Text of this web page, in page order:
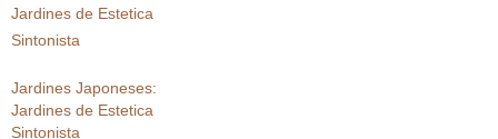
Jardines Japoneses:
Jardines de Estetica
Sintonista